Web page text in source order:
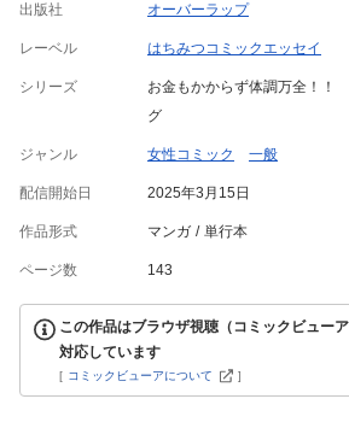
出版社 オーバーラップ
レーベル はちみつコミックエッセイ
シリーズ
お金もかからず体調万全！！
グ
ジャンル 女性コミック 一般
配信開始日 2025年3月15日
作品形式 マンガ 単行本
ページ数 143
この作品はブラウザ視聴（コミックビュー
対応しています
[ コミックビューアについて ]